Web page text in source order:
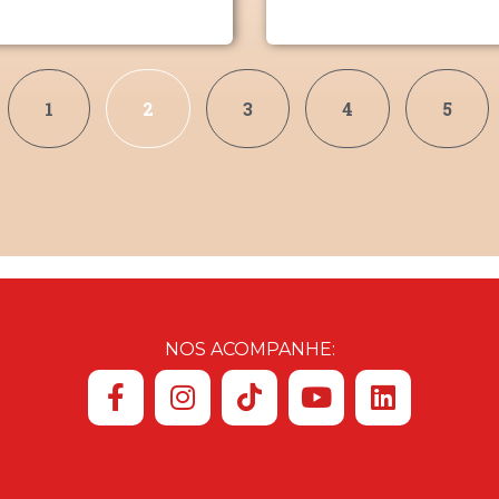
1 2 3 4 5
NOS ACOMPANHE: